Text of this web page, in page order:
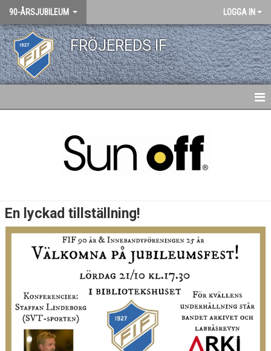
90-ÅRSJUBILEUM LOGGA IN
FRÖJEREDS IF
En lyckad tillställning!